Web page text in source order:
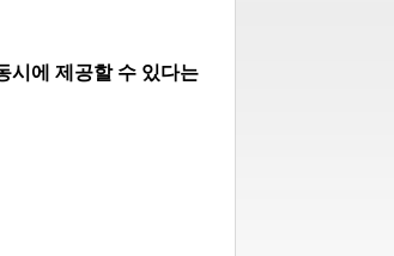
시에 제공할 수 있다는